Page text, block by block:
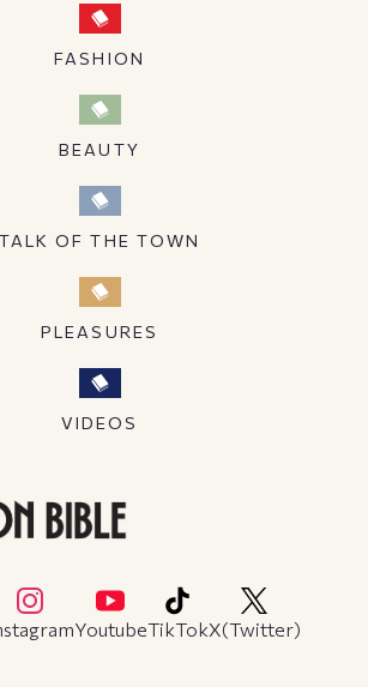
FASHION
BEAUTY
TALK OF THE TOWN
PLEASURES
VIDEOS
YoutubeTikTokX(Twitter)